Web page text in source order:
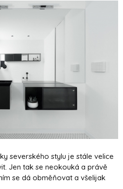
severského stylu je stále velice
Jen tak se neokouká a právě
se dá obměňovat a všelijak